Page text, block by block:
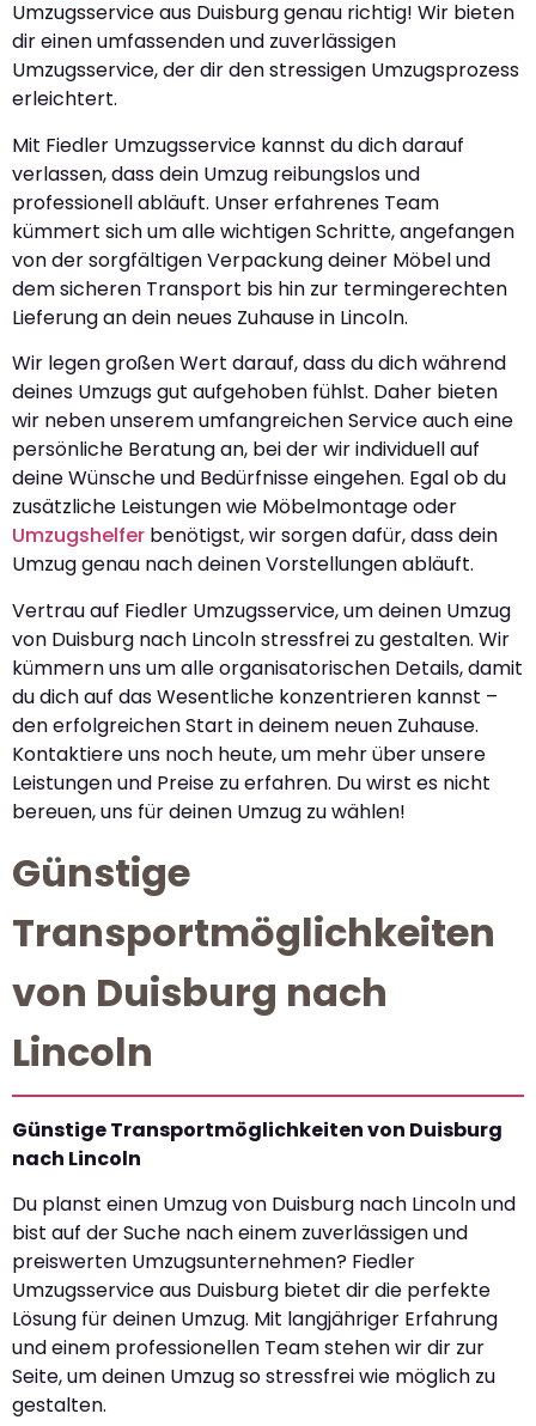
Umzugsservice aus Duisburg genau richtig! Wir bieten
dir einen umfassenden und zuverlässigen
Umzugsservice, der dir den stressigen Umzugsprozess
erleichtert.
Mit Fiedler Umzugsservice kannst du dich darauf
verlassen, dass dein Umzug reibungslos und
professionell abläuft. Unser erfahrenes Team
kümmert sich um alle wichtigen Schritte, angefangen
von der sorgfältigen Verpackung deiner Möbel und
dem sicheren Transport bis hin zur termingerechten
Lieferung an dein neues Zuhause in Lincoln.
Wir legen großen Wert darauf, dass du dich während
deines Umzugs gut aufgehoben fühlst. Daher bieten
wir neben unserem umfangreichen Service auch eine
persönliche Beratung an, bei der wir individuell auf
deine Wünsche und Bedürfnisse eingehen. Egal ob du
zusätzliche Leistungen wie Möbelmontage oder
Umzugshelfer benötigst, wir sorgen dafür, dass dein
Umzug genau nach deinen Vorstellungen abläuft.
Vertrau auf Fiedler Umzugsservice, um deinen Umzug
von Duisburg nach Lincoln stressfrei zu gestalten. Wir
kümmern uns um alle organisatorischen Details, damit
du dich auf das Wesentliche konzentrieren kannst –
den erfolgreichen Start in deinem neuen Zuhause.
Kontaktiere uns noch heute, um mehr über unsere
Leistungen und Preise zu erfahren. Du wirst es nicht
bereuen, uns für deinen Umzug zu wählen!
Günstige
Transportmöglichkeiten
von Duisburg nach
Lincoln
Günstige Transportmöglichkeiten von Duisburg
nach Lincoln
Du planst einen Umzug von Duisburg nach Lincoln und
bist auf der Suche nach einem zuverlässigen und
preiswerten Umzugsunternehmen? Fiedler
Umzugsservice aus Duisburg bietet dir die perfekte
Lösung für deinen Umzug. Mit langjähriger Erfahrung
und einem professionellen Team stehen wir dir zur
Seite, um deinen Umzug so stressfrei wie möglich zu
gestalten.